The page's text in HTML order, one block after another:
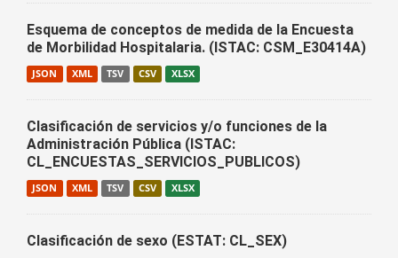
Esquema de conceptos de medida de la Encuesta
de Morbilidad Hospitalaria. (ISTAC: CSM_E30414A)
JSON XML TSV CSV XLSX
Clasificación de servicios y/o funciones de la
Administración Pública (ISTAC:
CL_ENCUESTAS_SERVICIOS_PUBLICOS)
JSON XML TSV CSV XLSX
Clasificación de sexo (ESTAT: CL_SEX)